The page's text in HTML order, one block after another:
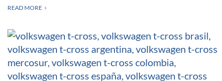
READ MORE